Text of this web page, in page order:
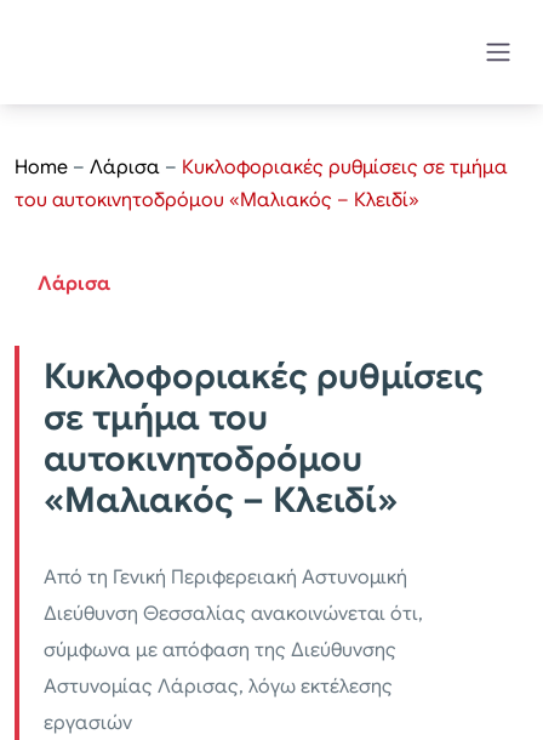
Home – Λάρισα – Κυκλοφοριακές ρυθμίσεις σε τμήμα
του αυτοκινητοδρόμου «Μαλιακός – Κλειδί»
Λάρισα
Κυκλοφοριακές ρυθμίσεις
σε τμήμα του
αυτοκινητοδρόμου
«Μαλιακός – Κλειδί»
Από τη Γενική Περιφερειακή Αστυνομική
Διεύθυνση Θεσσαλίας ανακοινώνεται ότι,
σύμφωνα με απόφαση της Διεύθυνσης
Αστυνομίας Λάρισας, λόγω εκτέλεσης
εργασιών